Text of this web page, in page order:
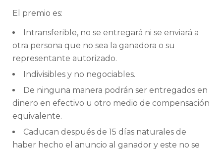
El premio es:
Intransferible, no se entregará ni se enviará a
otra persona que no sea la ganadora o su
representante autorizado.
Indivisibles y no negociables.
De ninguna manera podrán ser entregados en
dinero en efectivo u otro medio de compensación
equivalente.
Caducan después de 15 días naturales de
haber hecho el anuncio al ganador y este no se